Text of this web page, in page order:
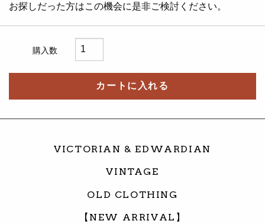
お探しだった方はこの機会に是非ご検討ください。
購入数
カートに入れる
VICTORIAN & EDWARDIAN
VINTAGE
OLD CLOTHING
【NEW ARRIVAL】